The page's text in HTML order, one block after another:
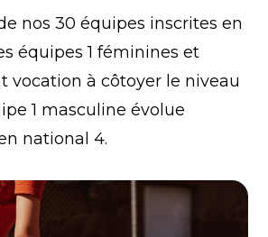
nos 30 équipes inscrites en
équipes 1 féminines et
vocation à côtoyer le niveau
1 masculine évolue
national 4.